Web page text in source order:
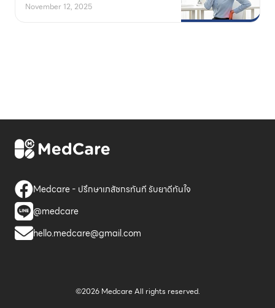
November 12, 2025
Medcare - ปรึกษาเภสัชกรทันที รับยาดีทันใจ
@medcare
hello.medcare@gmail.com
©2026 Medcare All rights reserved.